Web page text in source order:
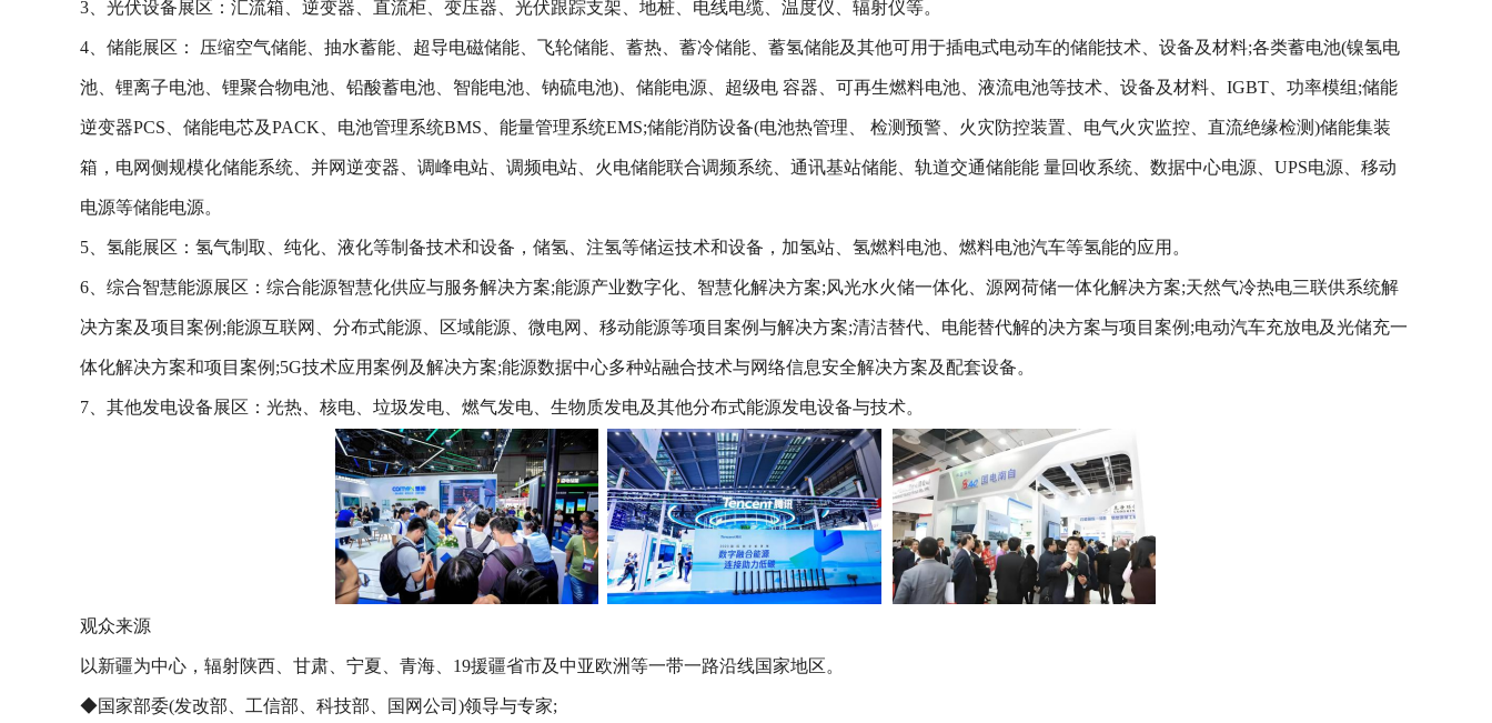
3、光伏设备展区：汇流箱、逆变器、直流柜、变压器、光伏跟踪支架、地桩、电线电缆、温度仪、辐射仪等。
4、储能展区： 压缩空气储能、抽水蓄能、超导电磁储能、飞轮储能、蓄热、蓄冷储能、蓄氢储能及其他可用于插电式电动车的储能技术、设备及材料;各类蓄电池(镍氢电
池、锂离子电池、锂聚合物电池、铅酸蓄电池、智能电池、钠硫电池)、储能电源、超级电 容器、可再生燃料电池、液流电池等技术、设备及材料、IGBT、功率模组;储能
逆变器PCS、储能电芯及PACK、电池管理系统BMS、能量管理系统EMS;储能消防设备(电池热管理、 检测预警、火灾防控装置、电气火灾监控、直流绝缘检测)储能集装
箱，电网侧规模化储能系统、并网逆变器、调峰电站、调频电站、火电储能联合调频系统、通讯基站储能、轨道交通储能能 量回收系统、数据中心电源、UPS电源、移动
电源等储能电源。
5、氢能展区：氢气制取、纯化、液化等制备技术和设备，储氢、注氢等储运技术和设备，加氢站、氢燃料电池、燃料电池汽车等氢能的应用。
6、综合智慧能源展区：综合能源智慧化供应与服务解决方案;能源产业数字化、智慧化解决方案;风光水火储一体化、源网荷储一体化解决方案;天然气冷热电三联供系统解
决方案及项目案例;能源互联网、分布式能源、区域能源、微电网、移动能源等项目案例与解决方案;清洁替代、电能替代解的决方案与项目案例;电动汽车充放电及光储充一
体化解决方案和项目案例;5G技术应用案例及解决方案;能源数据中心多种站融合技术与网络信息安全解决方案及配套设备。
7、其他发电设备展区：光热、核电、垃圾发电、燃气发电、生物质发电及其他分布式能源发电设备与技术。
观众来源
以新疆为中心，辐射陕西、甘肃、宁夏、青海、19援疆省市及中亚欧洲等一带一路沿线国家地区。
◆国家部委(发改部、工信部、科技部、国网公司)领导与专家;